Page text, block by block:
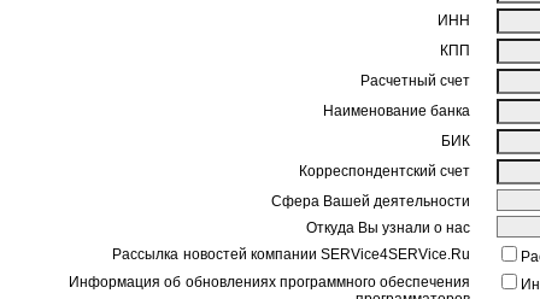
ИНН
КПП
Расчетный счет
Наименование банка
БИК
Корреспондентский счет
Сфера Вашей деятельности
Откуда Вы узнали о нас
Рассылка новостей компании SERVice4SERVice.Ru
Информация об обновлениях программного обеспечения